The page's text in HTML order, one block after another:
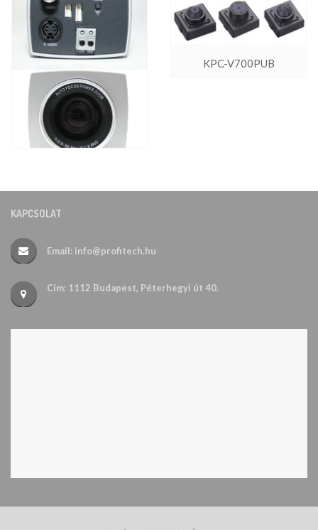
KPC-V700PUB
KAPCSOLAT
Email: info@profitech.hu
Cím: 1112 Budapest, Péterhegyi út 40.